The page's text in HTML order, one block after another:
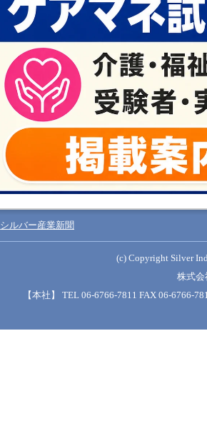
シルバー産業新聞
(c) Copyright Silver
株式会
【本社】 TEL 06-6766-7811 FAX 06-6766-